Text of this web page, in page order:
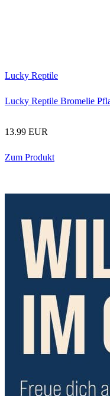
Lucky Reptile
Lucky Reptile Bromelie
13.99 EUR
Zum Produkt